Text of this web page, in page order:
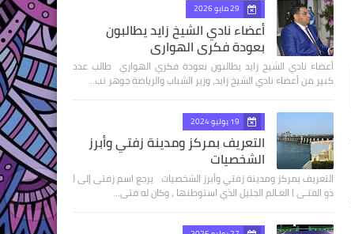
29 مايو 2026
أعضاء نادي الشيخ زايد يطالبون
بعودة فكري الهواري
أعضاء نادي الشيخ زايد يطالبون بعودة فكري الهواري طالب عدد
كبير من أعضاء نادي الشيخ زايد، وزير الشباب والرياضة جوهر نب…
19 يوليو 2024
التعريف بمركز ومدينة زفتي وأبرز
الشخصيات
التعريف بمركز ومدينة زفتي وأبرز الشخصيات يرجع اسم زفتى إلى (
ذو الفتـى ) العـالم الجليل الذي استوطنها ، وكان له فتى…